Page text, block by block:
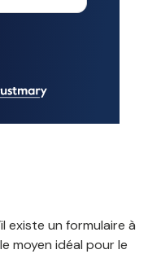
existe un formulaire à
moyen idéal pour le